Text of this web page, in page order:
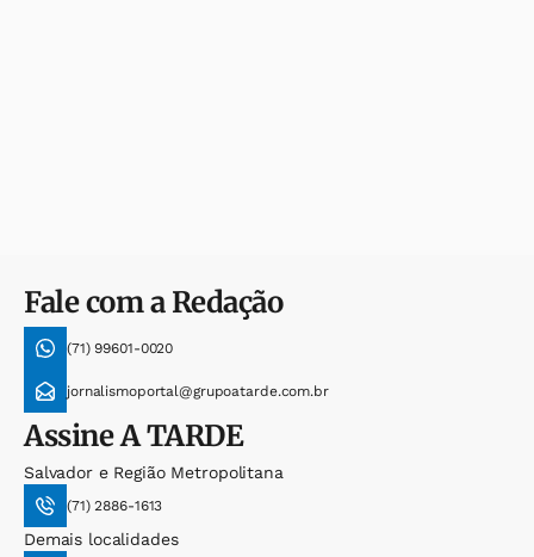
Fale com a Redação
(71) 99601-0020
jornalismoportal@grupoatarde.com.br
AssineA TARDE
Salvador e Região Metropolitana
(71) 2886-1613
Demais localidades